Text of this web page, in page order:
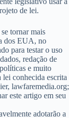
de lei.
tornar mais
dos EUA, no
para testar o uso
redação de
e muito
conhecida escrita
lawfaremedia.org;
este artigo em seu
adotarão a